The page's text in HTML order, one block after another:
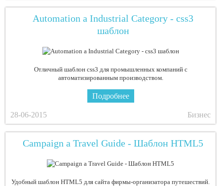
Automation a Industrial Category - css3
шаблон
Отличный шаблон css3 для промышленных компаний с
автоматизированным производством.
Подробнее
28-06-2015 Бизнес
Campaign a Travel Guide - Шаблон HTML5
Удобный шаблон HTML5 для сайта фирмы-организатора путешествий.